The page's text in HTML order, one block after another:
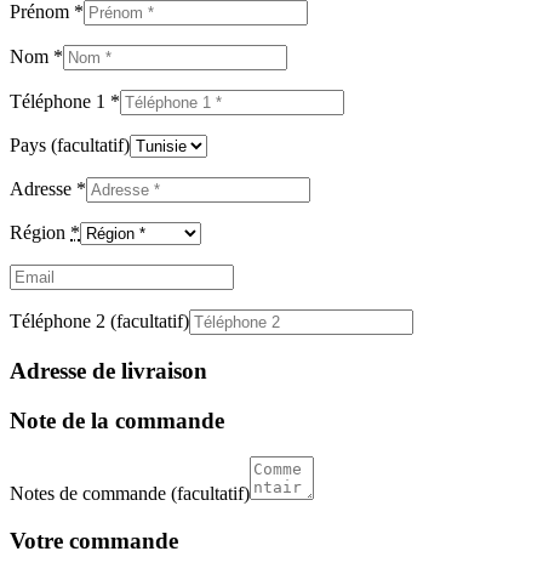
Prénom *
Nom *
Téléphone 1 *
Pays (facultatif)
Adresse *
Région *
Email
Téléphone 2 (facultatif)
Adresse de livraison
Note de la commande
Notes de commande (facultatif)
Votre commande